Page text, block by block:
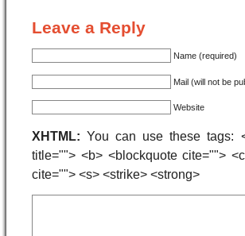
Leave a Reply
Name (required)
Mail (will not be
Website
XHTML: You can use these tags:
title=""> <b> <blockquote cite="">
cite=""> <s> <strike> <strong>